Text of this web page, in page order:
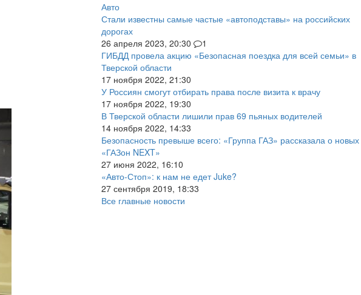
Авто
Стали известны самые частые «автоподставы» на российских
дорогах
26 апреля 2023, 20:30
1
ГИБДД провела акцию «Безопасная поездка для всей семьи» в
Тверской области
17 ноября 2022, 21:30
У Россиян смогут отбирать права после визита к врачу
17 ноября 2022, 19:30
В Тверской области лишили прав 69 пьяных водителей
14 ноября 2022, 14:33
Безопасность превыше всего: «Группа ГАЗ» рассказала о новых
«ГАЗон NEXT»
27 июня 2022, 16:10
«Авто-Стоп»: к нам не едет Juke?
27 сентября 2019, 18:33
Все главные новости